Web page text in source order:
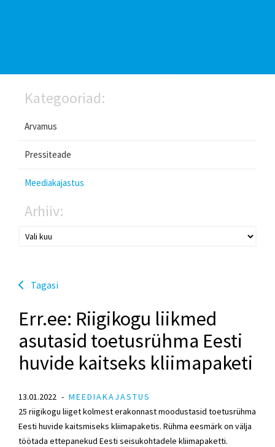
Kategooriad:
Arvamus
Pressiteade
Meediakajastus
Arhiiv:
Tagasi
Err.ee: Riigikogu liikmed
asutasid toetusrühma Eesti
huvide kaitseks kliimapaketi
13.01.2022
MEEDIAKAJASTUS
25 riigikogu liiget kolmest erakonnast moodustasid toetusrühma
Eesti huvide kaitsmiseks kliimapaketis. Rühma eesmärk on välja
töötada ettepanekud Eesti seisukohtadele kliimapaketti.